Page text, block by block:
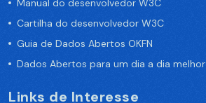
Manual do desenvolvedor W3C
Cartilha do desenvolvedor W3C
Guia de Dados Abertos OKFN
Dados Abertos para um dia a dia melhor
Links de Interesse